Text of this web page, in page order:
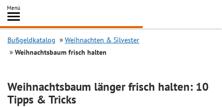
Inhalt
springen
Menü
Search
Bußgeldkatalog
Weihnachten & Silvester
Weihnachtsbaum frisch halten
Weihnachtsbaum länger frisch halten: 10
Tipps & Tricks